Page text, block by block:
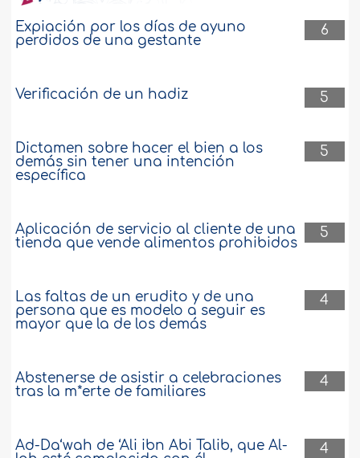
6
Expiación por los días de ayuno
perdidos de una gestante
5
Verificación de un hadiz
5
Dictamen sobre hacer el bien a los
demás sin tener una intención
específica
5
Aplicación de servicio al cliente de una
tienda que vende alimentos prohibidos
4
Las faltas de un erudito y de una
persona que es modelo a seguir es
mayor que la de los demás
4
Abstenerse de asistir a celebraciones
tras la m*erte de familiares
4
Ad-Da‘wah de ‘Ali ibn Abi Talib, que Al-